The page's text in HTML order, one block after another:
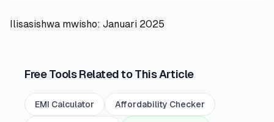
Ilisasishwa mwisho: Januari 2025
Free Tools Related to This Article
EMI Calculator Affordability Checker